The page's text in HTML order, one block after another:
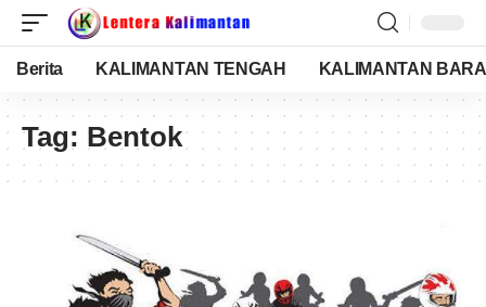
Berita KALIMANTAN TENGAH KALIMANTAN
Tag: Bentok